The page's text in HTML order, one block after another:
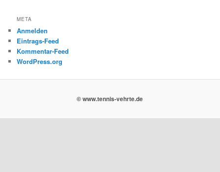
META
Anmelden
Eintrags-Feed
Kommentar-Feed
WordPress.org
© www.tennis-vehrte.de